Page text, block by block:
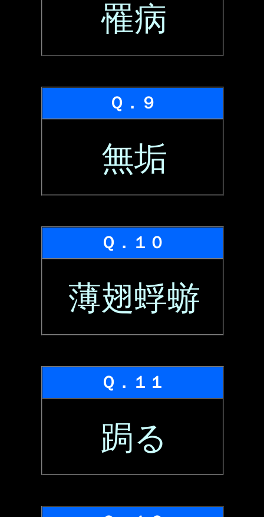
罹病
Ｑ．９
無垢
Ｑ．１０
薄翅蜉蝣
Ｑ．１１
跼る